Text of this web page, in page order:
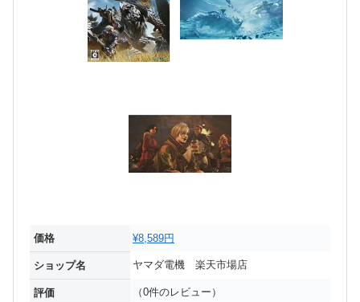
価格 ¥8,589円
ショップ名 ヤマダ電機 楽天市場店
評価 （0件のレビュー）